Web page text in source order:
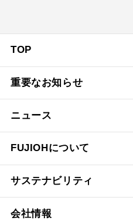
TOP
重要なお知らせ
ニュース
FUJIOHについて
サステナビリティ
会社情報